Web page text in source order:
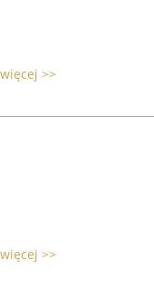
>>
>>